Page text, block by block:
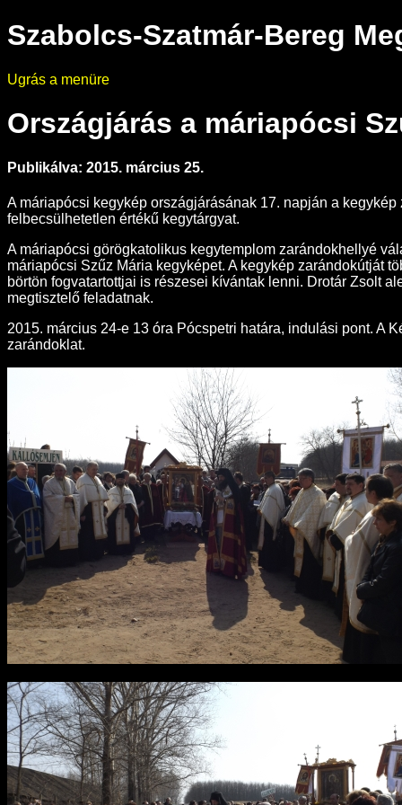
Szabolcs-Szatmár-Bereg
Ugrás a menüre
Országjárás a máriapócsi
Publikálva: 2015. március 25.
A máriapócsi kegykép országjárásának 17. napján a
felbecsülhetetlen értékű kegytárgyat.
A máriapócsi görögkatolikus kegytemplom zarándokhellyé
máriapócsi Szűz Mária kegyképet. A kegykép zarándokútját
börtön fogvatartottjai is részesei kívántak lenni. Drotár Zsolt
megtisztelő feladatnak.
2015. március 24-e 13 óra Pócspetri határa, indulási pont. A
zarándoklat.